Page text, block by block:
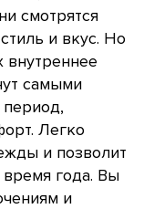
смотрятся
и вкус. Но
внутреннее
самыми
Легко
и позволит
года. Вы
и